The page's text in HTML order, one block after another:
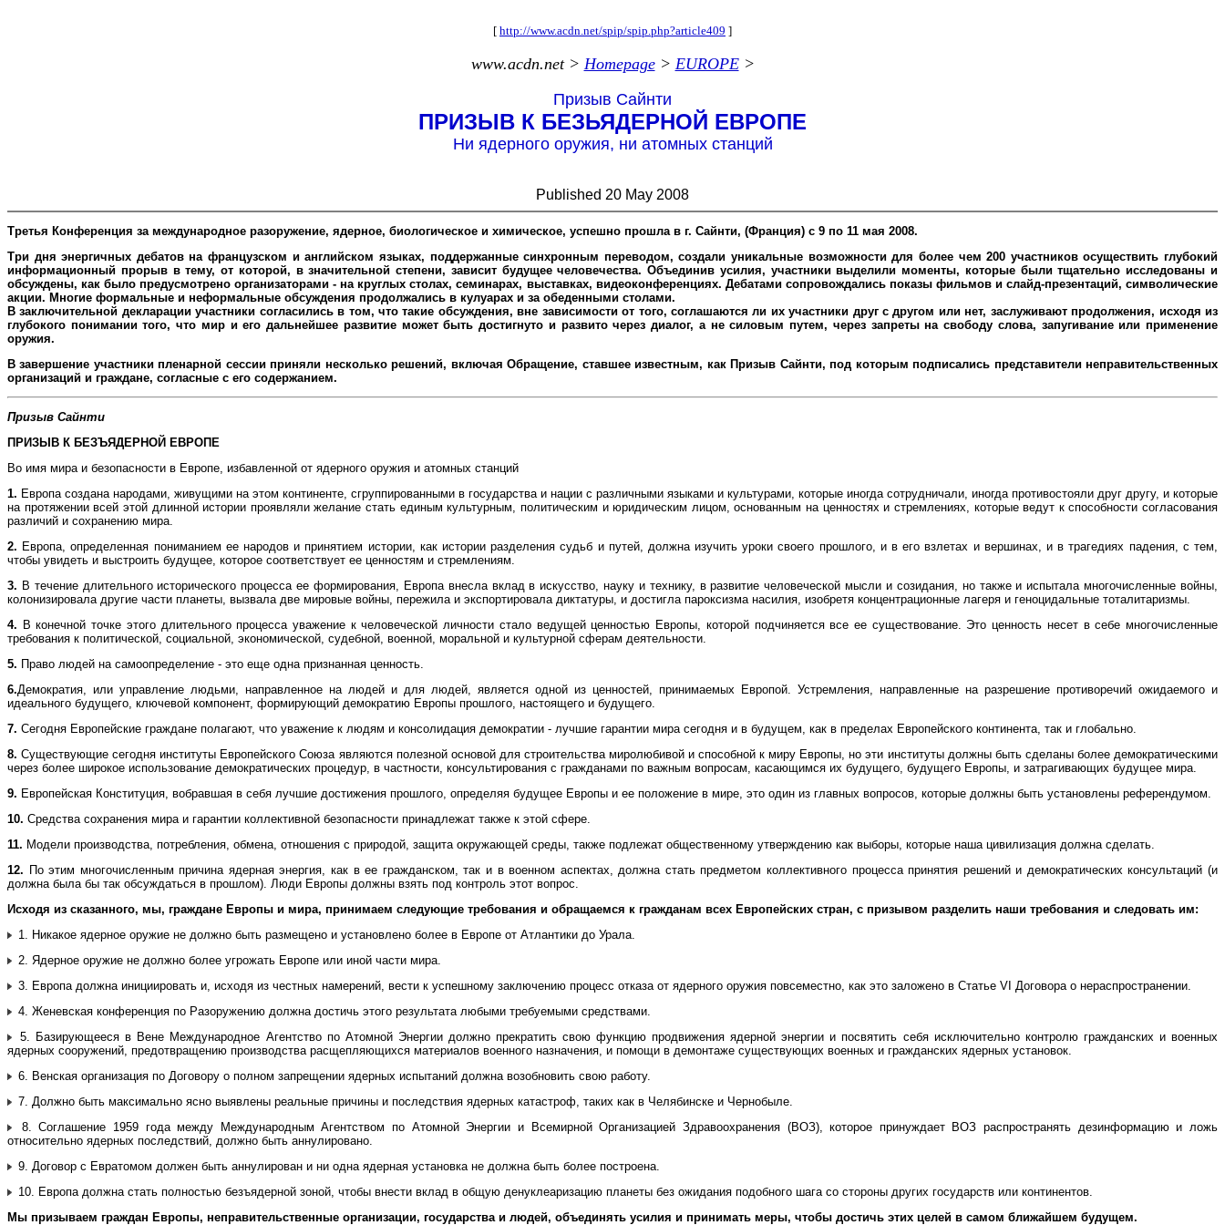
[ http://www.acdn.net/spip/spip.php?article409 ]
www.acdn.net > Homepage> EUROPE>
Призыв Сайнти
ПРИЗЫВ К БЕЗЬЯДЕРНОЙ ЕВРОПЕ
Ни ядерного оружия, ни атомных станций
Published 20 May 2008
Третья Конференция за международное разоружение, ядерное, биологическое и химическое, успешно прошла в г. Сайнти, (Франция) с 9 по 11 мая 2008.
Три дня энергичных дебатов на французском и английском языках, поддержанные синхронным переводом, создали уникальные возможности для более чем 200 участников осуществить глубокий
информационный прорыв в тему, от которой, в значительной степени, зависит будущее человечества. Объединив усилия, участники выделили моменты, которые были тщательно исследованы и
обсуждены, как было предусмотрено организаторами - на круглых столах, семинарах, выставках, видеоконференциях. Дебатами сопровождались показы фильмов и слайд-презентаций, символические
акции. Многие формальные и неформальные обсуждения продолжались в кулуарах и за обеденными столами.
В заключительной декларации участники согласились в том, что такие обсуждения, вне зависимости от того, соглашаются ли их участники друг с другом или нет, заслуживают продолжения, исходя из
глубокого понимании того, что мир и его дальнейшее развитие может быть достигнуто и развито через диалог, а не силовым путем, через запреты на свободу слова, запугивание или применение
оружия.
В завершение участники пленарной сессии приняли несколько решений, включая Обращение, ставшее известным, как Призыв Сайнти, под которым подписались представители неправительственных
организаций и граждане, согласные с его содержанием.
Призыв Сайнти
ПРИЗЫВ К БЕЗЪЯДЕРНОЙ ЕВРОПЕ
Во имя мира и безопасности в Европе, избавленной от ядерного оружия и атомных станций
1. Европа создана народами, живущими на этом континенте, сгруппированными в государства и нации с различными языками и культурами, которые иногда сотрудничали, иногда противостояли друг другу, и которые
на протяжении всей этой длинной истории проявляли желание стать единым культурным, политическим и юридическим лицом, основанным на ценностях и стремлениях, которые ведут к способности согласования
различий и сохранению мира.
2. Европа, определенная пониманием ее народов и принятием истории, как истории разделения судьб и путей, должна изучить уроки своего прошлого, и в его взлетах и вершинах, и в трагедиях падения, с тем,
чтобы увидеть и выстроить будущее, которое соответствует ее ценностям и стремлениям.
3. В течение длительного исторического процесса ее формирования, Европа внесла вклад в искусство, науку и технику, в развитие человеческой мысли и созидания, но также и испытала многочисленные войны,
колонизировала другие части планеты, вызвала две мировые войны, пережила и экспортировала диктатуры, и достигла пароксизма насилия, изобретя концентрационные лагеря и геноцидальные тоталитаризмы.
4. В конечной точке этого длительного процесса уважение к человеческой личности стало ведущей ценностью Европы, которой подчиняется все ее существование. Это ценность несет в себе многочисленные
требования к политической, социальной, экономической, судебной, военной, моральной и культурной сферам деятельности.
5. Право людей на самоопределение - это еще одна признанная ценность.
6.Демократия, или управление людьми, направленное на людей и для людей, является одной из ценностей, принимаемых Европой. Устремления, направленные на разрешение противоречий ожидаемого и
идеального будущего, ключевой компонент, формирующий демократию Европы прошлого, настоящего и будущего.
7. Сегодня Европейские граждане полагают, что уважение к людям и консолидация демократии - лучшие гарантии мира сегодня и в будущем, как в пределах Европейского континента, так и глобально.
8. Существующие сегодня институты Европейского Союза являются полезной основой для строительства миролюбивой и способной к миру Европы, но эти институты должны быть сделаны более демократическими
через более широкое использование демократических процедур, в частности, консультирования с гражданами по важным вопросам, касающимся их будущего, будущего Европы, и затрагивающих будущее мира.
9. Европейская Конституция, вобравшая в себя лучшие достижения прошлого, определяя будущее Европы и ее положение в мире, это один из главных вопросов, которые должны быть установлены референдумом.
10. Средства сохранения мира и гарантии коллективной безопасности принадлежат также к этой сфере.
11. Модели производства, потребления, обмена, отношения с природой, защита окружающей среды, также подлежат общественному утверждению как выборы, которые наша цивилизация должна сделать.
12. По этим многочисленным причина ядерная энергия, как в ее гражданском, так и в военном аспектах, должна стать предметом коллективного процесса принятия решений и демократических консультаций (и
должна была бы так обсуждаться в прошлом). Люди Европы должны взять под контроль этот вопрос.
Исходя из сказанного, мы, граждане Европы и мира, принимаем следующие требования и обращаемся к гражданам всех Европейских стран, с призывом разделить наши требования и следовать им:
1. Никакое ядерное оружие не должно быть размещено и установлено более в Европе от Атлантики до Урала.
2. Ядерное оружие не должно более угрожать Европе или иной части мира.
3. Европа должна инициировать и, исходя из честных намерений, вести к успешному заключению процесс отказа от ядерного оружия повсеместно, как это заложено в Статье VI Договора о нераспространении.
4. Женевская конференция по Разоружению должна достичь этого результата любыми требуемыми средствами.
5. Базирующееся в Вене Международное Агентство по Атомной Энергии должно прекратить свою функцию продвижения ядерной энергии и посвятить себя исключительно контролю гражданских и военных
ядерных сооружений, предотвращению производства расщепляющихся материалов военного назначения, и помощи в демонтаже существующих военных и гражданских ядерных установок.
6. Венская организация по Договору о полном запрещении ядерных испытаний должна возобновить свою работу.
7. Должно быть максимально ясно выявлены реальные причины и последствия ядерных катастроф, таких как в Челябинске и Чернобыле.
8. Соглашение 1959 года между Международным Агентством по Атомной Энергии и Всемирной Организацией Здравоохранения (ВОЗ), которое принуждает ВОЗ распространять дезинформацию и ложь
относительно ядерных последствий, должно быть аннулировано.
9. Договор с Евратомом должен быть аннулирован и ни одна ядерная установка не должна быть более построена.
10. Европа должна стать полностью безъядерной зоной, чтобы внести вклад в общую денуклеаризацию планеты без ожидания подобного шага со стороны других государств или континентов.
Мы призываем граждан Европы, неправительственные организации, государства и людей, объединять усилия и принимать меры, чтобы достичь этих целей в самом ближайшем будущем.